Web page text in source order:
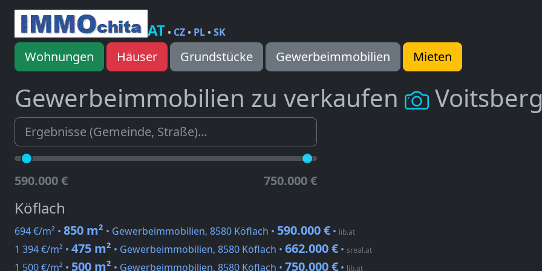
AT• CZ• PL•SK
Wohnungen Häuser Grundstücke Gewerbeimmobilien Mieten
Gewerbeimmobilien zu verkaufen
590.000 € 750.000 €
Köflach
694 €/m² • 850 m² • Gewerbeimmobilien, 8580 Köflach • 590.000 € • lib.at
1 394 €/m² • 475 m² • Gewerbeimmobilien, 8580 Köflach • 662.000 € • sreal.at
1 500 €/m² • 500 m² • Gewerbeimmobilien, 8580 Köflach • 750.000 € • lib.at